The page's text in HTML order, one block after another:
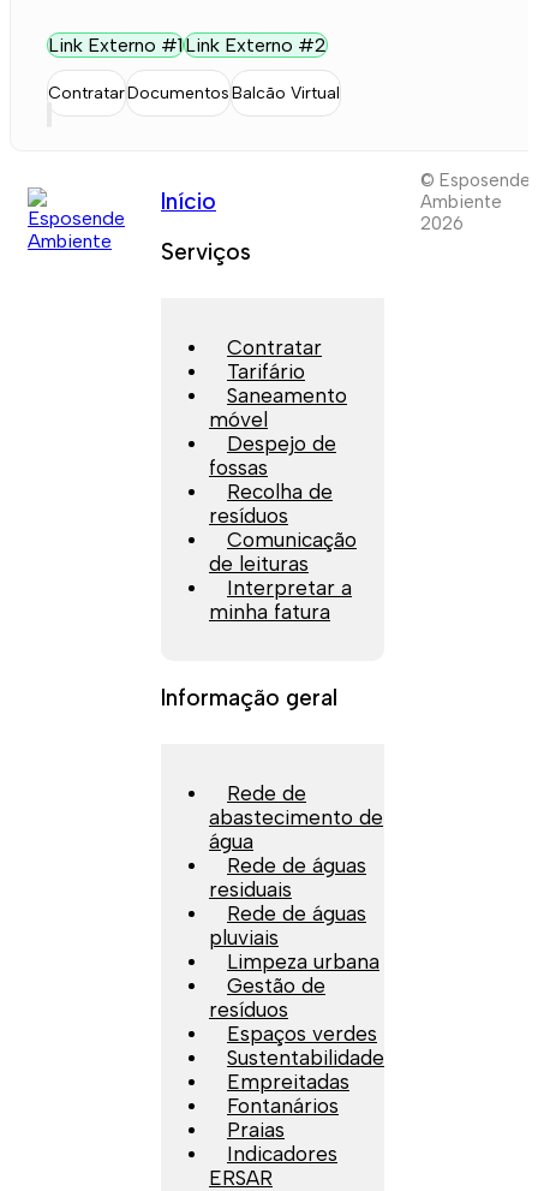
Link Externo #1Link Externo #2
ContratarDocumentosBalcão Virtual
Início
Serviços
Contratar
Tarifário
Saneamento
móvel
Despejo de
fossas
Recolha de
resíduos
Comunicação
de leituras
Interpretar a
minha fatura
Informação geral
Rede de
abastecimento de
água
Rede de águas
residuais
Rede de águas
pluviais
Limpeza urbana
Gestão de
resíduos
Espaços verdes
Sustentabilidade
Empreitadas
Fontanários
Praias
Indicadores
ERSAR
© Esposende
Ambiente
2026